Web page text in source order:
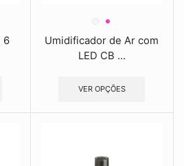
6
Umidificador de Ar com
LED CB ...
VER OPÇÕES